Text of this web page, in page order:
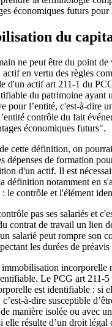
économiques futurs pour
du
ne peut être du point de
en vertu des règles
d'un actif art 211-1 du
du patrimoine ayant
pour l’entité, c'est-à-dire
contrôle du fait
économiques futurs".
cette définition, on
dépenses de formation
d'un actif. Il est
définition notamment en
: le contrôle et l'élément
pas ses salariés et
contrat de travail un lien
salarié peut rompre son
les durées de
incorporelle
Le PCG art 211-
est identifiable : si
à-dire susceptible
manière isolée ou avec
elle résulte d’un droit légal